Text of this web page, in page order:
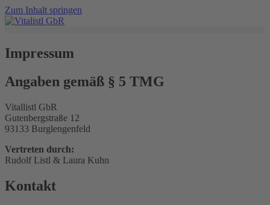
Zum Inhalt springen
Impressum
Angaben gemäß § 5 TMG
Vitallistl GbR
Gutenbergstraße 12
93133 Burglengenfeld
Vertreten durch:
Rudolf Listl & Laura Kuhn
Kontakt